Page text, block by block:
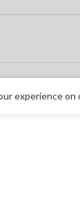
experience